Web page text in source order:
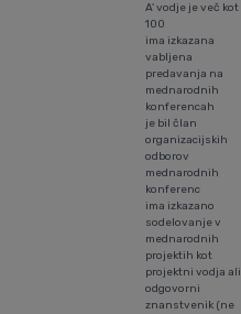
A' vodje je več kot
100
ima izkazana
vabljena
predavanja na
mednarodnih
konferencah
je bil član
organizacijskih
odborov
mednarodnih
konferenc
ima izkazano
sodelovanje v
mednarodnih
projektih kot
projektni vodja ali
odgovorni
znanstvenik (ne